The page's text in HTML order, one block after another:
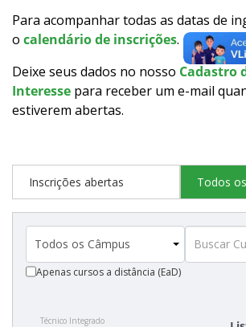
Transferências e Retornos
Provas e Gabaritos
Estatísticas dos Processos Seletivos
Cadastro de interesse
Para acompanhar todas as datas de
o calendário de inscrições.
Deixe seus dados no nosso Cadastro
Interesse para receber um e-mail
estiverem abertas.
Inscrições abertas Todos
Apenas cursos a distância (EaD)
Técnico Integrado